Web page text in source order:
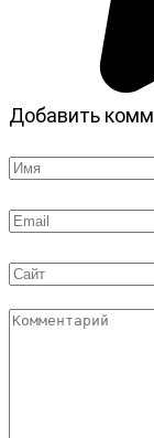
Добавить
Имя
Email
Сайт
Комментарий